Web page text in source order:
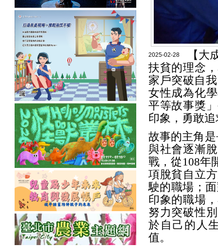
2025-02-28
【大
扶貧的理念
家戶突破自
女性成為化
平等故事獎
印象，勇敢
故事的主角
與社會逐漸
戰，從108年
項脫貧自立
駛的職場；
印象的職場
努力突破性
於自己的人
值。